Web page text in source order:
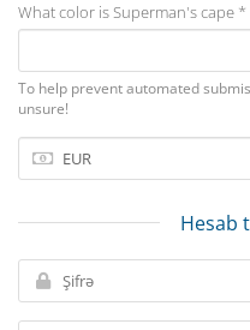
What color is Superman's cape *
To help prevent automated
unsure!
Hesab